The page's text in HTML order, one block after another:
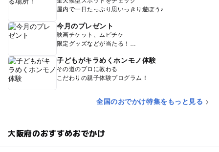
屋内で一日たっぷり思いっきり遊ぼう♪
今月のプレゼント
映画チケット、ムビチケ
限定グッズなどが当たる！
子どもがキラめくホンモノ体験
その道のプロに教わる
こだわりの親子体験プログラム！
全国のおでかけ特集をもっと見る
大阪府のおすすめおでかけ